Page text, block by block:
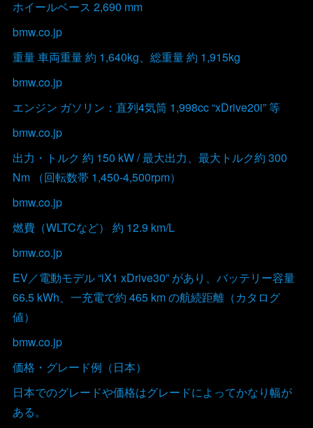
ホイールベース 2,690 mm
bmw.co.jp
重量 車両重量 約 1,640kg、総重量 約 1,915kg
bmw.co.jp
エンジン ガソリン：直列4気筒 1,998cc “xDrive20i” 等
bmw.co.jp
出力・トルク 約 150 kW / 最大出力、最大トルク約 300
Nm （回転数帯 1,450‐4,500rpm）
bmw.co.jp
燃費（WLTCなど） 約 12.9 km/L
bmw.co.jp
EV／電動モデル “iX1 xDrive30” があり、バッテリー容量
66.5 kWh、一充電で約 465 km の航続距離（カタログ
値）
bmw.co.jp
価格・グレード例（日本）
日本でのグレードや価格はグレードによってかなり幅が
ある。